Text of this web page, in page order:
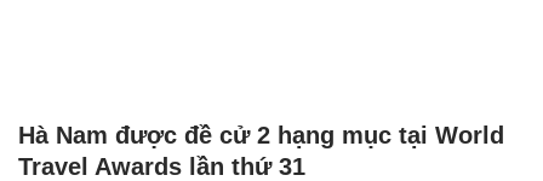
Hà Nam được đề cử 2 hạng mục tại World
Travel Awards lần thứ 31